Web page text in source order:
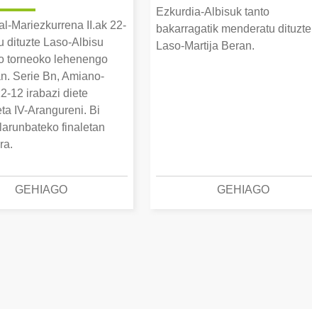
Mariezkurrena II.ak 22-
dituzte Laso-Albisu
torneoko lehenengo
Serie Bn, Amiano-
12 irabazi diete
IV-Arangureni. Bi
finaletan
GEHIAGO
Ezkurdia-Albisuk tanto
bakarragatik menderatu dituzte
Laso-Martija Beran.
GEHIAGO